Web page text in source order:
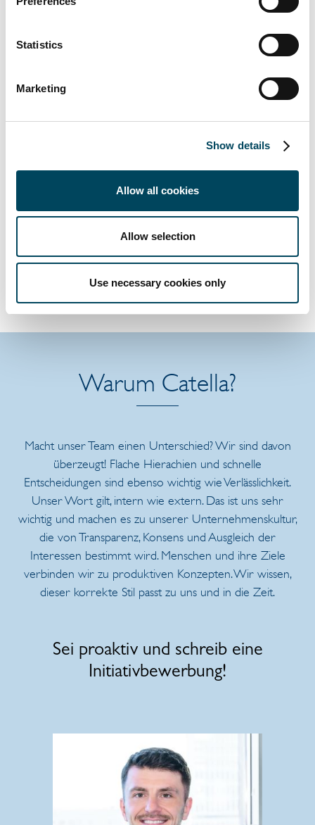
Statistics
Marketing
Show details
Allow all cookies
Allow selection
Use necessary cookies only
Offene Positionen in der
DERZEIT HABEN WIR KEINE OFFENEN
OFFENE POSITIONEN IN GANZ
DEUTSCHLAND
Warum Catella?
Macht unser Team einen Unterschied? Wir sind davon
überzeugt! Flache Hierachien und schnelle
Entscheidungen sind ebenso wichtig wie Verlässlichkeit.
Unser Wort gilt, intern wie extern. Das ist uns sehr
wichtig und machen es zu unserer Unternehmenskultur,
die von Transparenz, Konsens und Ausgleich der
Interessen bestimmt wird. Menschen und ihre Ziele
verbinden wir zu produktiven Konzepten. Wir wissen,
dieser korrekte Stil passt zu uns und in die Zeit.
Sei proaktiv und schreib eine
Initiativbewerbung!